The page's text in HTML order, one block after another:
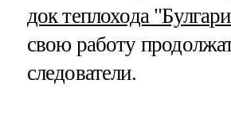
док теплохода
свою работу
следователи.